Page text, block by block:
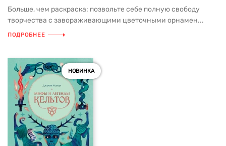
Больше, чем раскраска: позвольте себе полную свободу
творчества с завораживающими цветочными орнамен...
ПОДРОБНЕЕ
НОВИНКА